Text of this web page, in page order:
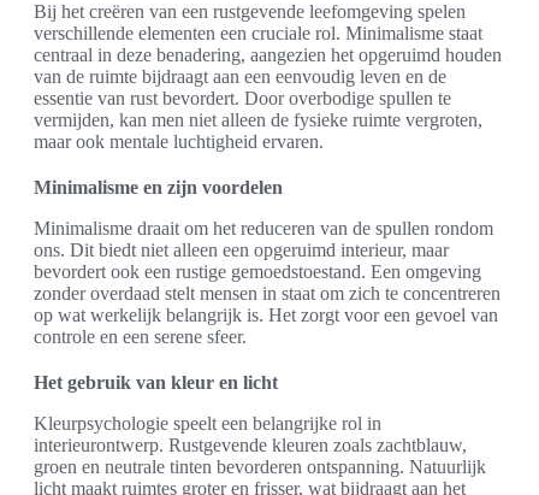
Bij het creëren van een rustgevende leefomgeving spelen
verschillende elementen een cruciale rol. Minimalisme staat
centraal in deze benadering, aangezien het opgeruimd houden
van de ruimte bijdraagt aan een eenvoudig leven en de
essentie van rust bevordert. Door overbodige spullen te
vermijden, kan men niet alleen de fysieke ruimte vergroten,
maar ook mentale luchtigheid ervaren.
Minimalisme en zijn voordelen
Minimalisme draait om het reduceren van de spullen rondom
ons. Dit biedt niet alleen een opgeruimd interieur, maar
bevordert ook een rustige gemoedstoestand. Een omgeving
zonder overdaad stelt mensen in staat om zich te concentreren
op wat werkelijk belangrijk is. Het zorgt voor een gevoel van
controle en een serene sfeer.
Het gebruik van kleur en licht
Kleurpsychologie speelt een belangrijke rol in
interieurontwerp. Rustgevende kleuren zoals zachtblauw,
groen en neutrale tinten bevorderen ontspanning. Natuurlijk
licht maakt ruimtes groter en frisser, wat bijdraagt aan het